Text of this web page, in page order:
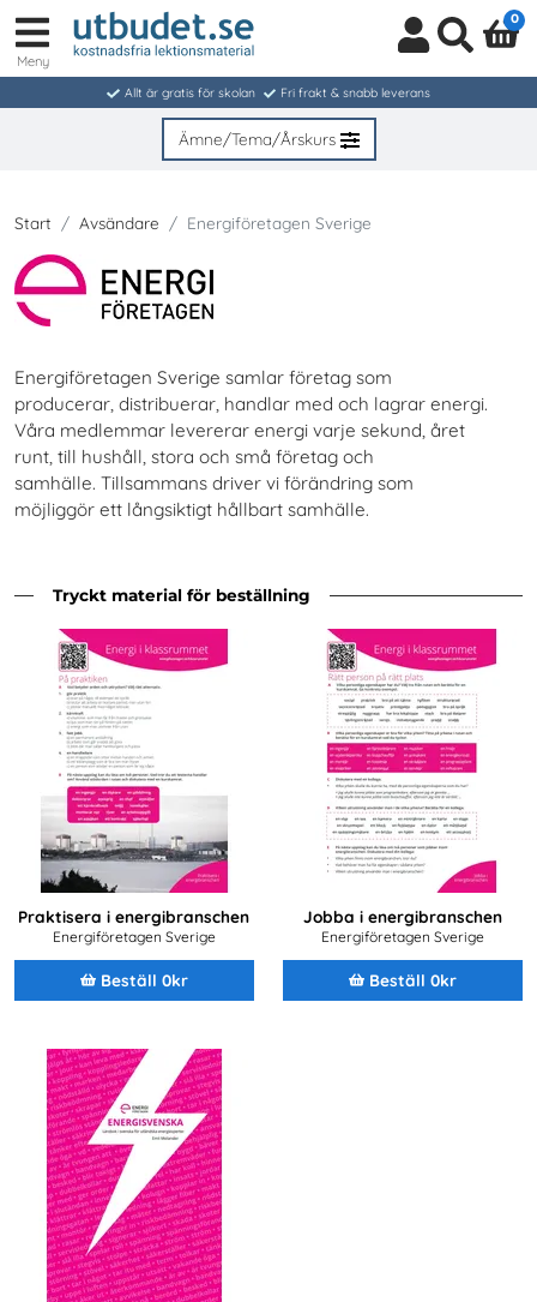
in
/
Meny
0
Allt är gratis för skolan Fri frakt & snabb leverans
Ämne/Tema/Årskurs
Start Avsändare Energiföretagen Sverige
Energiföretagen Sverige samlar företag som
producerar, distribuerar, handlar med och lagrar energi.
Våra medlemmar levererar energi varje sekund, året
runt, till hushåll, stora och små företag och
samhälle. Tillsammans driver vi förändring som
möjliggör ett långsiktigt hållbart samhälle.
Tryckt material för beställning
Praktisera i energibranschen
Energiföretagen Sverige
Beställ 0kr
Jobba i energibranschen
Energiföretagen Sverige
Beställ 0kr